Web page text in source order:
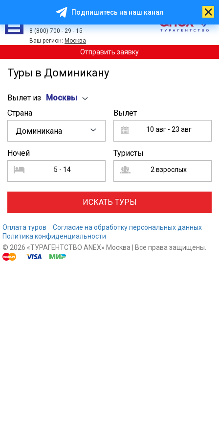
8 (800) 700 - 29 - 15
Ваш регион: Москва
Отправить заявку
Туры в Доминикану
Вылет из
Москвы
Страна
Доминикана
Вылет
10 авг - 23 авг
Ночей
5 - 14
Туристы
2 взрослых
Оплата туров
Согласие на обработку персональных данных
Политика конфиденциальности
© 2026 «ТУРАГЕНТСТВО ANEX» Москва | Все права защищены.
Подпишитесь на наш канал